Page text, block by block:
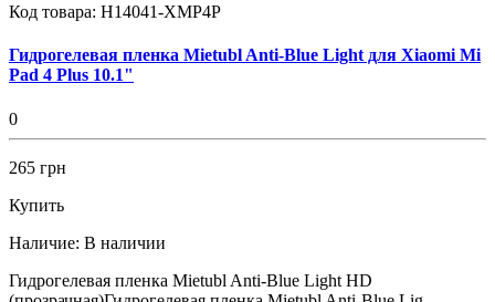
Код товара: H14041-XMP4P
Гидрогелевая пленка Mietubl Anti-Blue Light для Xiaomi Mi
Pad 4 Plus 10.1"
0
265 грн
Купить
Наличие: В наличии
Гидрогелевая пленка Mietubl Anti-Blue Light HD